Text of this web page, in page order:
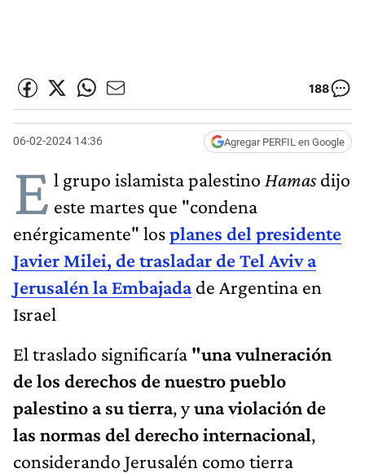
188
06-02-2024 14:36 Agregar PERFIL en Google
E l grupo islamista palestino Hamasdijo
este martes que "condena
enérgicamente" losplanes del presidente
Javier Milei, de trasladar de Tel Aviv a
Jerusalén la Embajadade Argentina en
Israel
El traslado significaría "una vulneración
de los derechos de nuestro pueblo
palestino a su tierra, yuna violación de
las normas del derecho internacional,
considerando Jerusalén como tierra